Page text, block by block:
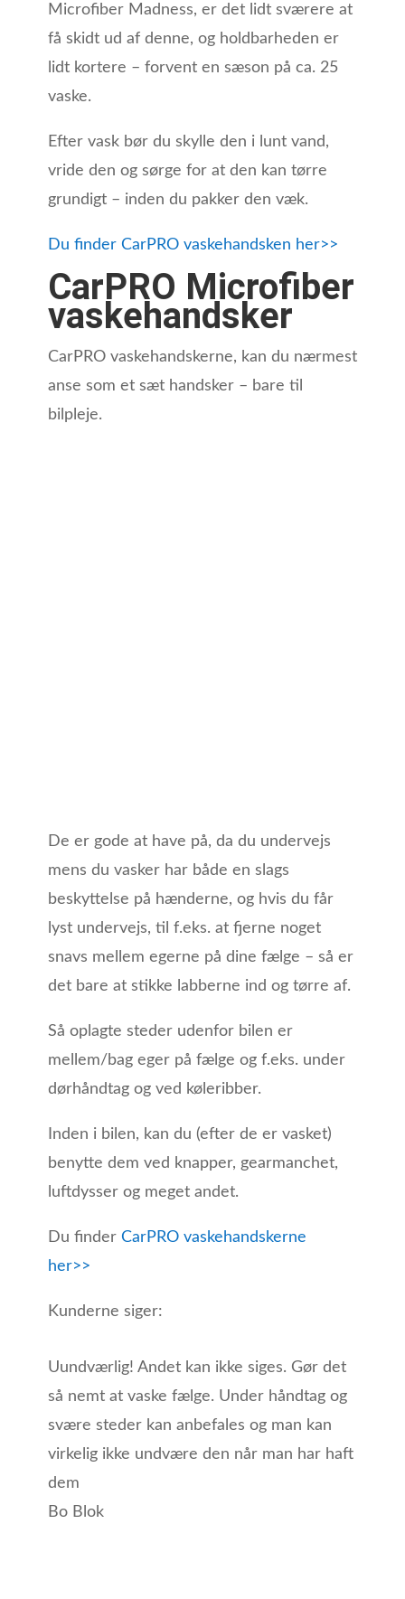
Microfiber Madness, er det lidt sværere at
få skidt ud af denne, og holdbarheden er
lidt kortere – forvent en sæson på ca. 25
vaske.
Efter vask bør du skylle den i lunt vand,
vride den og sørge for at den kan tørre
grundigt – inden du pakker den væk.
Du finder CarPRO vaskehandsken her>>
CarPRO Microfiber
vaskehandsker
CarPRO vaskehandskerne, kan du nærmest
anse som et sæt handsker – bare til
bilpleje.
De er gode at have på, da du undervejs
mens du vasker har både en slags
beskyttelse på hænderne, og hvis du får
lyst undervejs, til f.eks. at fjerne noget
snavs mellem egerne på dine fælge – så er
det bare at stikke labberne ind og tørre af.
Så oplagte steder udenfor bilen er
mellem/bag eger på fælge og f.eks. under
dørhåndtag og ved køleribber.
Inden i bilen, kan du (efter de er vasket)
benytte dem ved knapper, gearmanchet,
luftdysser og meget andet.
Du finder CarPRO vaskehandskerne
her>>
Kunderne siger:
Uundværlig! Andet kan ikke siges. Gør det
så nemt at vaske fælge. Under håndtag og
svære steder kan anbefales og man kan
virkelig ikke undvære den når man har haft
dem
Bo Blok